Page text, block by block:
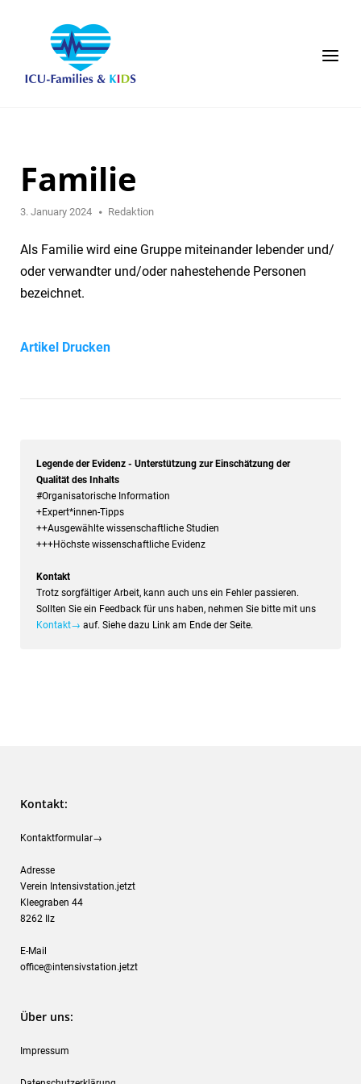
Menu
Familie
3. January 2024 Redaktion
Als Familie wird eine Gruppe miteinander lebender und/
oder verwandter und/oder nahestehende Personen
bezeichnet.
Artikel Drucken
Legende der Evidenz - Unterstützung zur Einschätzung der
Qualität des Inhalts
#Organisatorische Information
+Expert*innen-Tipps
++Ausgewählte wissenschaftliche Studien
+++Höchste wissenschaftliche Evidenz
Kontakt
Trotz sorgfältiger Arbeit, kann auch uns ein Fehler passieren.
Sollten Sie ein Feedback für uns haben, nehmen Sie bitte mit uns
Kontakt→ auf. Siehe dazu Link am Ende der Seite.
Kontakt:
Kontaktformular→
Adresse
Verein Intensivstation.jetzt
Kleegraben 44
8262 Ilz
E-Mail
office@intensivstation.jetzt
Über uns:
Impressum